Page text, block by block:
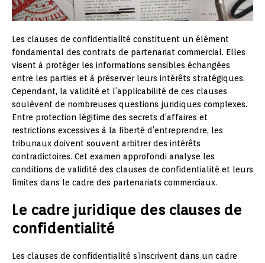
Les clauses de confidentialité constituent un élément
fondamental des contrats de partenariat commercial. Elles
visent à protéger les informations sensibles échangées
entre les parties et à préserver leurs intérêts stratégiques.
Cependant, la validité et l’applicabilité de ces clauses
soulèvent de nombreuses questions juridiques complexes.
Entre protection légitime des secrets d’affaires et
restrictions excessives à la liberté d’entreprendre, les
tribunaux doivent souvent arbitrer des intérêts
contradictoires. Cet examen approfondi analyse les
conditions de validité des clauses de confidentialité et leurs
limites dans le cadre des partenariats commerciaux.
Le cadre juridique des clauses de
confidentialité
Les clauses de confidentialité s’inscrivent dans un cadre